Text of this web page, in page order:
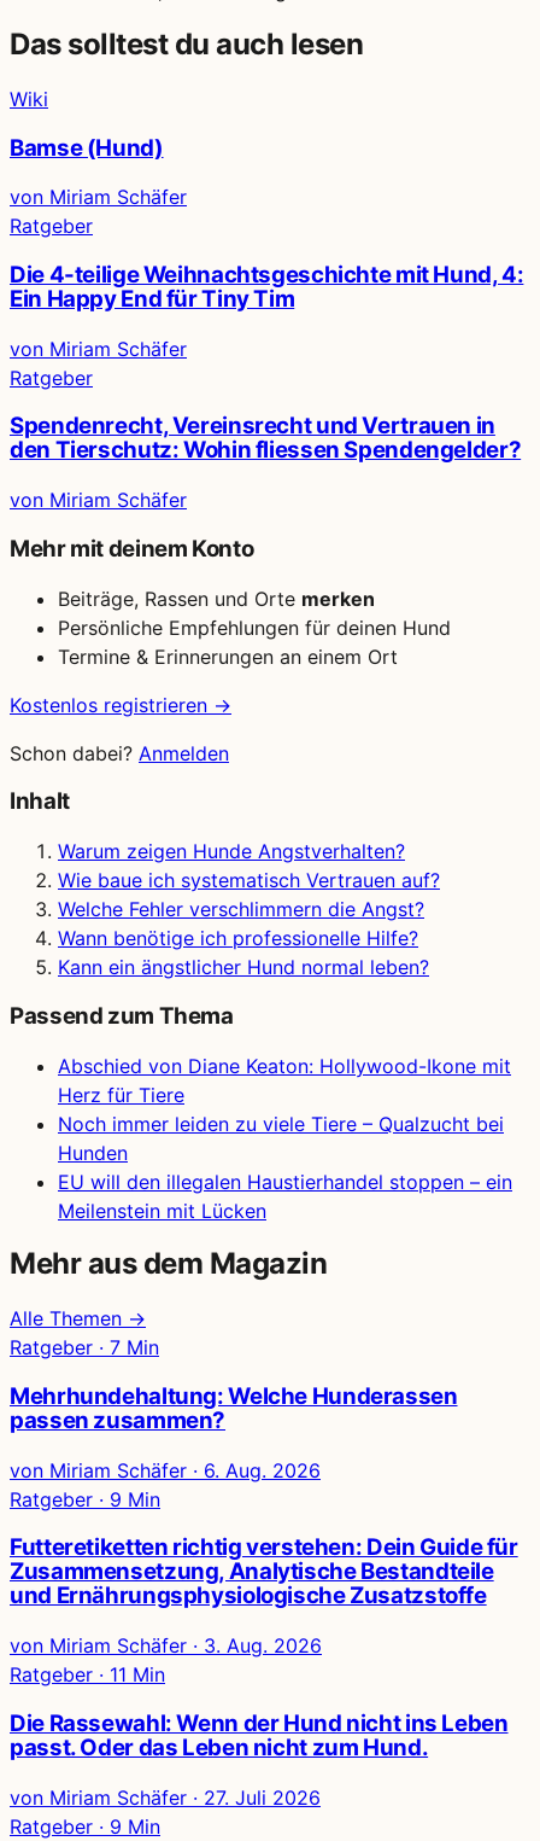
Das solltest du auch lesen
Wiki
Bamse (Hund)
von Miriam Schäfer
Ratgeber
Die 4-teilige Weihnachtsgeschichte mit Hund, 4:
Ein Happy End für Tiny Tim
von Miriam Schäfer
Ratgeber
Spendenrecht, Vereinsrecht und Vertrauen in
den Tierschutz: Wohin fliessen Spendengelder?
von Miriam Schäfer
Mehr mit deinem Konto
Beiträge, Rassen und Orte merken
Persönliche Empfehlungen für deinen Hund
Termine & Erinnerungen an einem Ort
Kostenlos registrieren →
Schon dabei? Anmelden
Inhalt
Warum zeigen Hunde Angstverhalten?
Wie baue ich systematisch Vertrauen auf?
Welche Fehler verschlimmern die Angst?
Wann benötige ich professionelle Hilfe?
Kann ein ängstlicher Hund normal leben?
Passend zum Thema
Abschied von Diane Keaton: Hollywood-Ikone mit
Herz für Tiere
Noch immer leiden zu viele Tiere – Qualzucht bei
Hunden
EU will den illegalen Haustierhandel stoppen – ein
Meilenstein mit Lücken
Mehr aus dem Magazin
Alle Themen →
Ratgeber · 7 Min
Mehrhundehaltung: Welche Hunderassen
passen zusammen?
von Miriam Schäfer · 6. Aug. 2026
Ratgeber · 9 Min
Futteretiketten richtig verstehen: Dein Guide für
Zusammensetzung, Analytische Bestandteile
und Ernährungsphysiologische Zusatzstoffe
von Miriam Schäfer · 3. Aug. 2026
Ratgeber · 11 Min
Die Rassewahl: Wenn der Hund nicht ins Leben
passt. Oder das Leben nicht zum Hund.
von Miriam Schäfer · 27. Juli 2026
Ratgeber · 9 Min